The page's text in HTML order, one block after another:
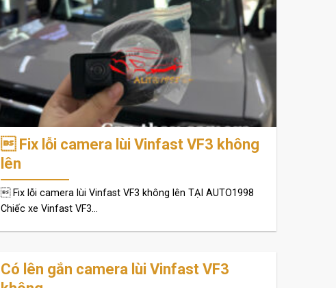
 Fix lỗi camera lùi Vinfast VF3 không
lên
 Fix lỗi camera lùi Vinfast VF3 không lên TẠI AUTO1998
Chiếc xe Vinfast VF3...
Có lên gắn camera lùi Vinfast VF3